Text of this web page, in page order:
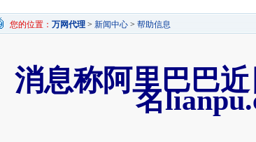
您的位置： 万网代理 > 新闻中心 > 帮助信息
消息称阿里巴巴
名